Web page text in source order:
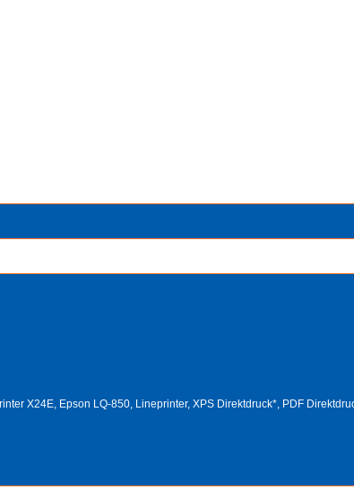
X24E, Epson LQ-850, Lineprinter, XPS Direktdruck*, PDF